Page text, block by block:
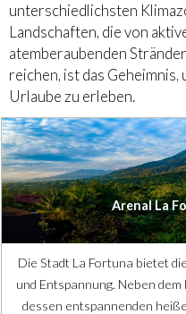
unterschiedlichsten
Landschaften, die von
atemberaubenden
reichen, ist das Geheimnis,
Urlaube zu erleben.
Arenal La
Die Stadt La Fortuna bietet
und Entspannung. Neben
dessen entspannenden